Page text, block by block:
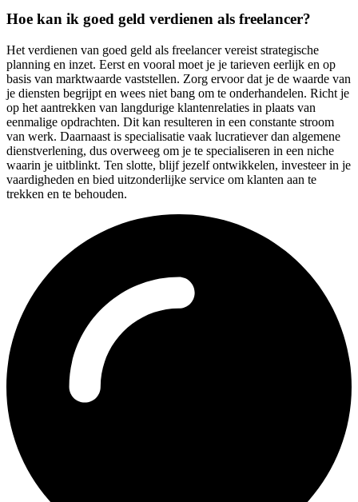
Hoe kan ik goed geld verdienen als freelancer?
Het verdienen van goed geld als freelancer vereist strategische
planning en inzet. Eerst en vooral moet je je tarieven eerlijk en op
basis van marktwaarde vaststellen. Zorg ervoor dat je de waarde van
je diensten begrijpt en wees niet bang om te onderhandelen. Richt je
op het aantrekken van langdurige klantenrelaties in plaats van
eenmalige opdrachten. Dit kan resulteren in een constante stroom
van werk. Daarnaast is specialisatie vaak lucratiever dan algemene
dienstverlening, dus overweeg om je te specialiseren in een niche
waarin je uitblinkt. Ten slotte, blijf jezelf ontwikkelen, investeer in je
vaardigheden en bied uitzonderlijke service om klanten aan te
trekken en te behouden.